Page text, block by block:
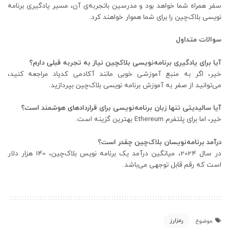
سفر همراه شما خواهد بود و مدرسین باتجربه‌ی آن، مسیر یادگیری برنامه
نویسی بلاک‌چین را برای شما هموار خواهند کرد.
سوالات متداول
آیا برای یادگیری برنامه‌نویسی بلاکچین نیاز به تجربه قبلی دارم؟
خیر، اگر به منبع آموزشی خوبی مانند آکادمی کدیاد مراجعه کنید،
می‌توانید از صفر به آموزش برنامه نویسی بلاک‌چین بپردازید.
آیا سالیدیتی تنها زبان برنامه‌نویسی برای قراردادهای هوشمند است؟
خیر، اما برای پلتفرم Ethereum بهترین گزینه است.
درآمد برنامه‌نویسان بلاک‌چین چقدر است؟
در سال 2024، میانگین درآمد یک برنامه نویس بلاک‌چین، 140 هزار دلار
است که رقم قابل توجهی می‌باشد.
موضوع رمزارز